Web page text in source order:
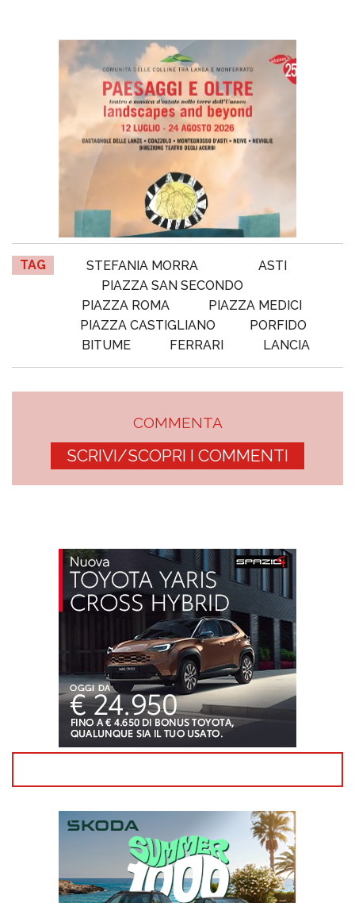
TAG STEFANIA MORRA
ASTI
PIAZZA SAN SECONDO
PIAZZA ROMA
PIAZZA MEDICI
PIAZZA CASTIGLIANO
PORFIDO
BITUME
FERRARI LANCIA
COMMENTA
SCRIVI/SCOPRI I COMMENTI